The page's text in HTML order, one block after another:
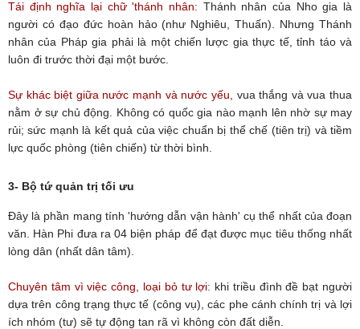
Tái định nghĩa lại chữ 'thánh nhân: Thánh nhân của Nho gia là
người có đạo đức hoàn hảo (như Nghiêu, Thuấn). Nhưng Thánh
nhân của Pháp gia phải là một chiến lược gia thực tế, tỉnh táo và
luôn đi trước thời đại một bước.
Sự khác biệt giữa nước mạnh và nước yếu,
vua thắng và vua thua
nằm ở sự chủ động. Không có quốc gia nào mạnh lên nhờ sự may
rủi; sức mạnh là kết quả của việc chuẩn bị thể chế (tiên trị) và tiềm
lực quốc phòng (tiên chiến) từ thời bình.
3- Bộ tứ quản trị tối ưu
Đây là phần mang tính 'hướng dẫn vận hành' cụ thể nhất của đoạn
văn. Hàn Phi đưa ra 04 biện pháp để đạt được mục tiêu thống nhất
lòng dân (nhất dân tâm).
Chuyên tâm vì việc công, loại bỏ tư lợi: khi triều đình đề bạt người
dựa trên công trạng thực tế (công vụ), các phe cánh chính trị và lợi
ích nhóm (tư) sẽ tự động tan rã vì không còn đất diễn.